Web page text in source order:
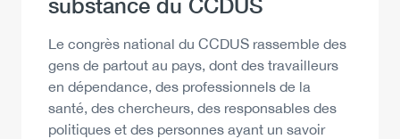
substance du CCDUS
Description
Le congrès national du CCDUS rassemble des
gens de partout au pays, dont des travailleurs
en dépendance, des professionnels de la
santé, des chercheurs, des responsables des
politiques et des personnes ayant un savoir